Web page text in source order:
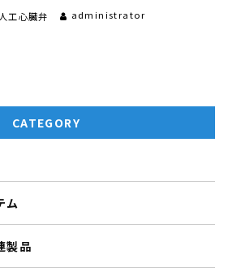
人工心臓弁 administrator
CATEGORY
ム
製品